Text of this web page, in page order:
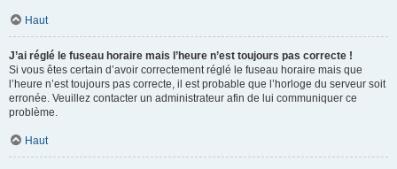
Haut
J’ai réglé le fuseau horaire mais l’heure n’est toujours pas correcte !
Si vous êtes certain d’avoir correctement réglé le fuseau horaire mais que
l’heure n’est toujours pas correcte, il est probable que l’horloge du serveur soit
erronée. Veuillez contacter un administrateur afin de lui communiquer ce
problème.
Haut